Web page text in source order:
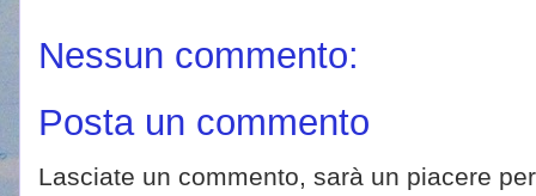
Nessun commento:
Posta un commento
Lasciate un commento, sarà un piacere